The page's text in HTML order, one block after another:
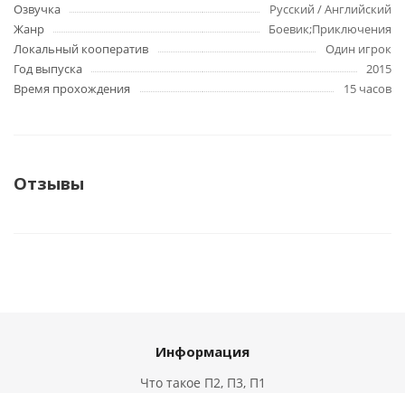
Озвучка
Русский / Английский
Жанр
Боевик;Приключения
Локальный кооператив
Один игрок
Год выпуска
2015
Время прохождения
15 часов
Отзывы
Информация
Что такое П2, П3, П1